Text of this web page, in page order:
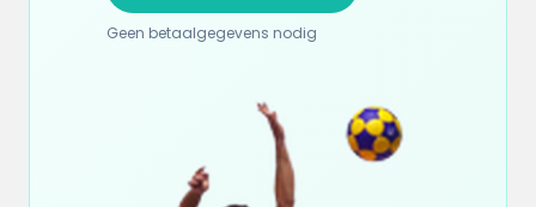
Geen betaalgegevens nodig